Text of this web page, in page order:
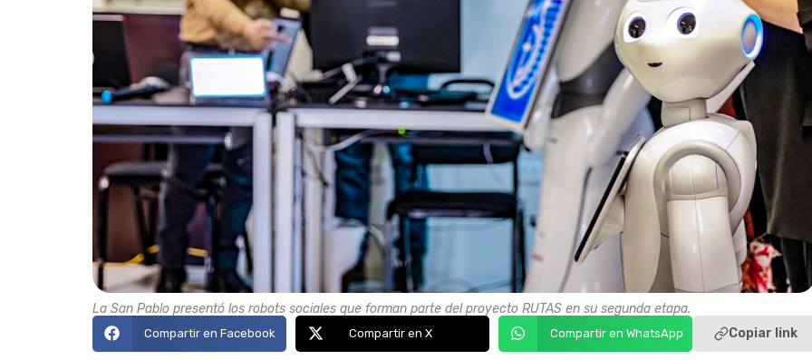
La San Pablo presentó los robots sociales que forman parte del proyecto RUTAS en su segunda etapa.
Compartir en Facebook Compartir en X Compartir en WhatsApp Copiar link